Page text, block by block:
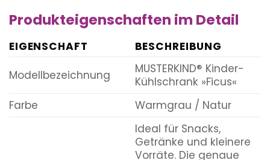
Produkteigenschaften im Detail
EIGENSCHAFT
BESCHREIBUNG
Modellbezeichnung
MUSTERKIND® Kinder-
Kühlschrank »Ficus«
Farbe
Warmgrau / Natur
Ideal für Snacks,
Getränke und kleinere
Vorräte. Die genaue